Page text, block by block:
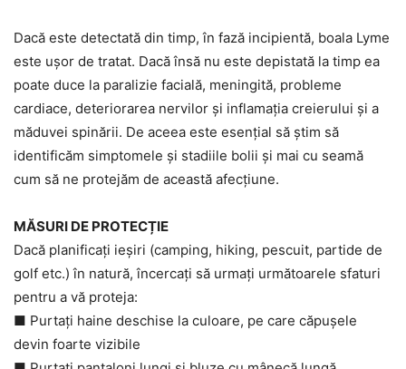
Dacă este detectată din timp, în fază incipientă, boala Lyme
este ușor de tratat. Dacă însă nu este depistată la timp ea
poate duce la paralizie facială, meningită, probleme
cardiace, deteriorarea nervilor și inflamația creierului și a
măduvei spinării. De aceea este esențial să știm să
identificăm simptomele și stadiile bolii și mai cu seamă
cum să ne protejăm de această afecțiune.
MĂSURI DE PROTECȚIE
Dacă planificați ieșiri (camping, hiking, pescuit, partide de
golf etc.) în natură, încercați să urmați următoarele sfaturi
pentru a vă proteja:
■ Purtați haine deschise la culoare, pe care căpușele
devin foarte vizibile